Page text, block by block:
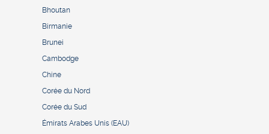
Bhoutan
Birmanie
Brunei
Cambodge
Chine
Corée du Nord
Corée du Sud
Émirats Arabes Unis (EAU)